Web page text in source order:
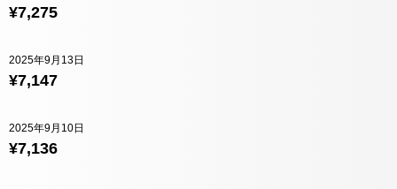
¥7,275
¥7,147
2025年9月13日
¥7,136
2025年9月10日